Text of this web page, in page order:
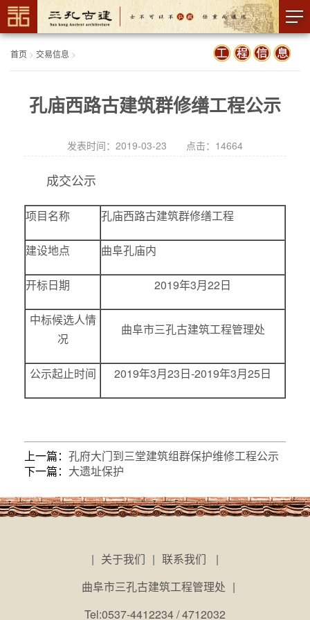
首页 > 交易信息 >
孔庙西路古建筑群修缮工程公示
发表时间：2019-03-23 点击： 14664
成交公示
项目名称 孔庙西路古建筑群修缮工程
建设地点 曲阜孔庙内
开标日期 2019年3月22日
中标候选人情
况
曲阜市三孔古建筑工程管理处
公示起止时间 2019年3月23日-2019年3月25日
上一篇： 孔府大门到三堂建筑组群保护维修工程公示
下一篇： 大遗址保护
| 关于我们 | 联系我们
|
曲阜市三孔古建筑工程管理处 |
Tel:0537-4412234 / 4712032